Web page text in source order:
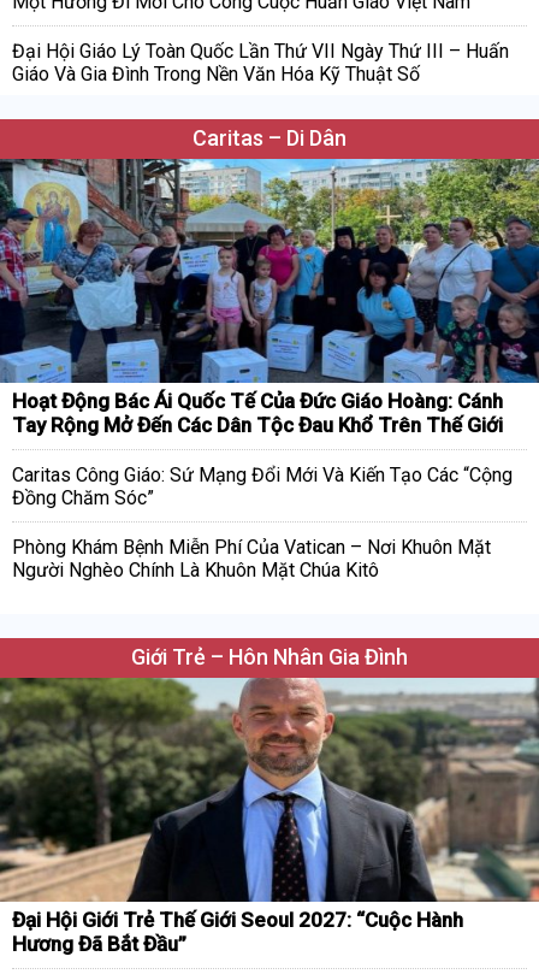
Đại Hội Giáo Lý Toàn Quốc Lần Thứ VII Ngày Thứ III – Huấn
Giáo Và Gia Đình Trong Nền Văn Hóa Kỹ Thuật Số
Caritas – Di Dân
Hoạt Động Bác Ái Quốc Tế Của Đức Giáo Hoàng: Cánh
Tay Rộng Mở Đến Các Dân Tộc Đau Khổ Trên Thế Giới
Caritas Công Giáo: Sứ Mạng Đổi Mới Và Kiến Tạo Các “Cộng
Đồng Chăm Sóc”
Phòng Khám Bệnh Miễn Phí Của Vatican – Nơi Khuôn Mặt
Người Nghèo Chính Là Khuôn Mặt Chúa Kitô
Giới Trẻ – Hôn Nhân Gia Đình
Đại Hội Giới Trẻ Thế Giới Seoul 2027: “Cuộc Hành
Hương Đã Bắt Đầu”